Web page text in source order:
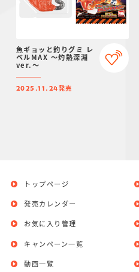
魚ギョッと釣りグミ レ
ベルMAX ～灼熱深淵
ver.～
2025.11.24発売
トップページ
発売カレンダー
お気に入り管理
キャンペーン一覧
動画一覧